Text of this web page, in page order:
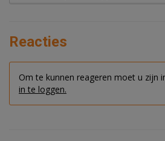
Reacties
Om te kunnen reageren moet u zijn
in te loggen.